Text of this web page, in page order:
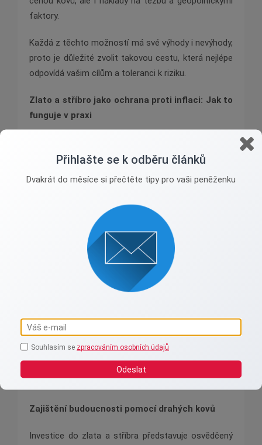
faktory.
Každá z těchto možností má své výhody i nevýhody,
proto je důležité zvolit takovou cestu, která nejlépe
odpovídá vašim cílům a toleranci k riziku.
Zlato a stříbro jako ochrana proti inflaci: Jak to
funguje v praxi
ochranu proti inflaci, protože si historicky udržují
sílu. Když inflace roste, ceny komodit, včetně
drahých kovů, mají tendenci růst také. Zlato a stříbro
tedy slouží jako jistota, která pomáhá uchovat
bohatství v době, kdy ceny zboží a služeb stoupají.
Investoři často přidávají zlato a stříbro do svých
portfolií právě ve chvíli, kdy očekávají ekonomické
problémy nebo zvyšující se inflaci. Vzhledem k tomu,
konkrétních ekonomik nebo měn, poskytují jistotu
i v dobách politických nebo finančních krizí. Tento
„bezpečný úkryt“ je důvodem, proč mnoho investorů
považuje zlato a stříbro za nedílnou součást
diverzifikovaného portfolia.
Zajištění budoucnosti pomocí drahých kovů
Investice do zlata a stříbra představuje osvědčený
Přihlašte se k odběru článků
Dvakrát do měsíce si přečtěte tipy pro vaši peněženku
Souhlasím se zpracováním osobních údajů
Odeslat